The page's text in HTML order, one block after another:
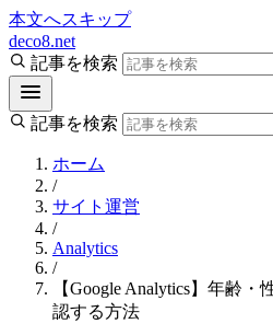
本文へスキップ
deco8.net
記事を検索
記事を検索
ホーム
/
サイト運営
/
Analytics
/
【Google Analytics】年齢
認する方法